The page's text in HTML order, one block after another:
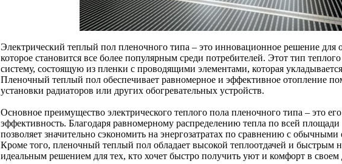
Электрический теплый пол пленочного типа – это инновационное решение для
которое становится все более популярным среди потребителей. Этот тип
систему, состоящую из пленки с проводящими элементами, которая
Пленочный теплый пол обеспечивает равномерное и эффективное отопление
установки радиаторов или других обогревательных устройств.
Основное преимущество электрического теплого пола пленочного типа – это
эффективность. Благодаря равномерному распределению тепла по всей
позволяет значительно сэкономить на энергозатратах по сравнению с
Кроме того, пленочный теплый пол обладает высокой теплоотдачей и быстрым
идеальным решением для тех, кто хочет быстро получить уют и комфорт в своем